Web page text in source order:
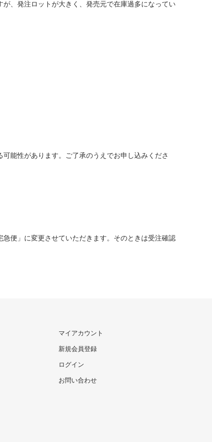
、発注ロットが大きく、発売元で在庫過多になってい
能性があります。ご了承のうえでお申し込みくださ
便」に変更させていただきます。そのときは受注確認
マイアカウント
新規会員登録
ログイン
お問い合わせ